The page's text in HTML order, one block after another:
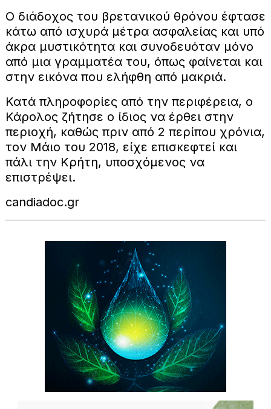
Ο διάδοχος του βρετανικού θρόνου έφτασε
κάτω από ισχυρά μέτρα ασφαλείας και υπό
άκρα μυστικότητα και συνοδευόταν μόνο
από μια γραμματέα του, όπως φαίνεται και
στην εικόνα που ελήφθη από μακριά.
Κατά πληροφορίες από την περιφέρεια, ο
Κάρολος ζήτησε ο ίδιος να έρθει στην
περιοχή, καθώς πριν από 2 περίπου χρόνια,
τον Μάιο του 2018, είχε επισκεφτεί και
πάλι την Κρήτη, υποσχόμενος να
επιστρέψει.
candiadoc.gr